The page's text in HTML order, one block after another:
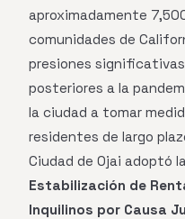
aproximadamente
comunidades de
presiones significativas
posteriores a la
la ciudad a tomar
residentes de largo
Ciudad de Ojai adoptó
Estabilización de
Inquilinos por Causa